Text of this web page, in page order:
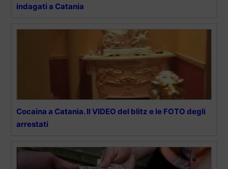
indagati a Catania
Cocaina a Catania. Il VIDEO del blitz e le FOTO degli
arrestati